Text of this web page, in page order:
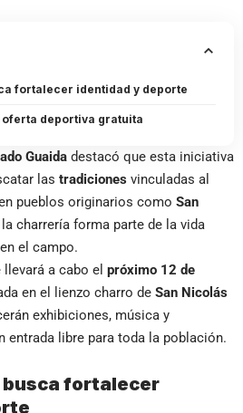
fortalecer identidad y deporte
deportiva gratuita
Guaida destacó que esta iniciativa
las tradiciones vinculadas al
pueblos originarios como San
la charrería forma parte de la vida
el campo.
a cabo el próximo 12 de
en el lienzo charro de San Nicolás
exhibiciones, música y
entrada libre para toda la población.
fortalecer